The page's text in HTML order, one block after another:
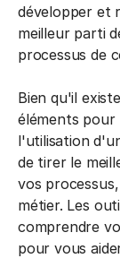
développer et
meilleur parti
processus de
Bien qu'il
éléments pour
l'utilisation
de tirer le
vos
métier. Les
comprendre
pour vous